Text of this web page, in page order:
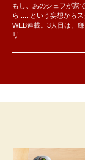
もし、あのシェフが家
ら......という妄想から
WEB連載。3人目は、
リ...